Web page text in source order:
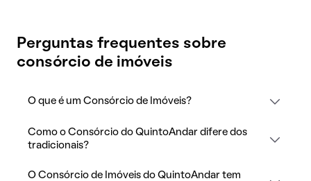
Perguntas frequentes sobre
consórcio de imóveis
O que é um Consórcio de Imóveis?
Como o Consórcio do QuintoAndar difere dos
tradicionais?
O Consórcio de Imóveis do QuintoAndar tem